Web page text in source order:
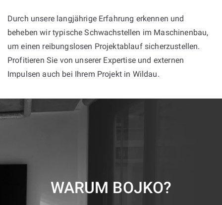
Durch unsere langjährige Erfahrung erkennen und
beheben wir typische Schwachstellen im Maschinenbau,
um einen reibungslosen Projektablauf sicherzustellen.
Profitieren Sie von unserer Expertise und externen
Impulsen auch bei Ihrem Projekt in Wildau.
WARUM BOJKO?